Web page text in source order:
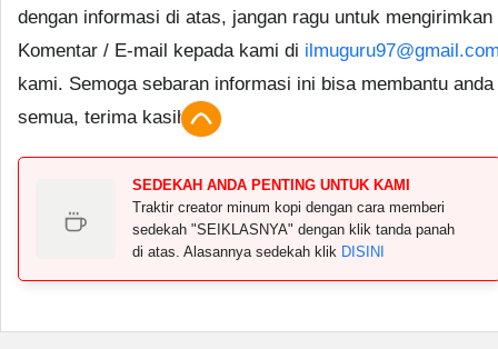
dengan informasi di atas, jangan ragu untuk mengirimkan
Komentar / E-mail kepada kami di
kami. Semoga sebaran informasi ini bisa membantu anda
semua, terima kasih.
SEDEKAH ANDA PENTING UNTUK KAMI
Traktir creator minum kopi dengan cara memberi
sedekah "SEIKLASNYA" dengan klik tanda panah
di atas. Alasannya sedekah klik DISINI